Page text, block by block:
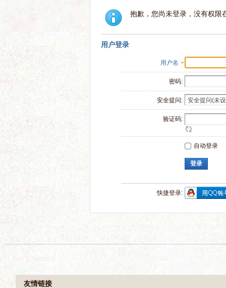
抱歉，您尚未登录，没有权限
用户登录
用户名
密码:
安全提问:
验证码:
自动登录
登录
快捷登录: